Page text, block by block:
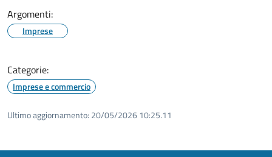
Argomenti:
Imprese
Categorie:
Imprese e commercio
Ultimo aggiornamento: 20/05/2026 10:25.11